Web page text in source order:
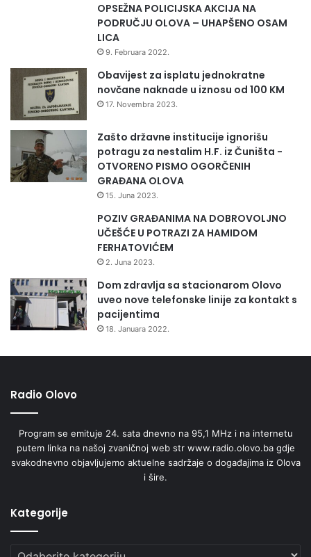
OPSEŽNA POLICIJSKA AKCIJA NA
PODRUČJU OLOVA – UHAPŠENO OSAM
LICA
9. Februara 2022.
Obavijest za isplatu jednokratne
novčane naknade u iznosu od 100 KM
17. Novembra 2023.
Zašto državne institucije ignorišu
potragu za nestalim H.F. iz Čuništa -
OTVORENO PISMO OGORČENIH
GRAĐANA OLOVA
15. Juna 2023.
POZIV GRAĐANIMA NA DOBROVOLJNO
UČEŠĆE U POTRAZI ZA HAMIDOM
FERHATOVIĆEM
2. Juna 2023.
Dom zdravlja sa stacionarom Olovo
uveo nove telefonske linije za kontakt s
pacijentima
18. Januara 2022.
Radio Olovo
Program se emituje 24. sata dnevno na 95,1 MHz i na internetu
putem linka na našoj zvaničnoj web str www.radio.olovo.ba gdje
svakodnevno objavljujemo aktuelne sadržaje o događajima iz Olova
i šire.
Kategorije
Kategorije